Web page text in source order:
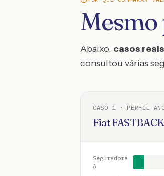
Abaixo, casos
consultou várias
CASO 1 · PERFIL
FiatFASTBACK
Seguradora
A